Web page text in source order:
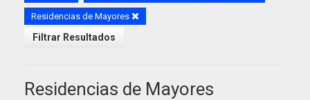
Residencias de Mayores
Filtrar Resultados
Residencias de Mayores